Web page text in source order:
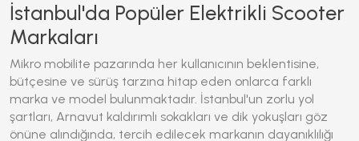
İstanbul'da Popüler Elektrikli Scooter
Markaları
Mikro mobilite pazarında her kullanıcının beklentisine,
bütçesine ve sürüş tarzına hitap eden onlarca farklı
marka ve model bulunmaktadır. İstanbul'un zorlu yol
şartları, Arnavut kaldırımlı sokakları ve dik yokuşları göz
önüne alındığında, tercih edilecek markanın dayanıklılığı